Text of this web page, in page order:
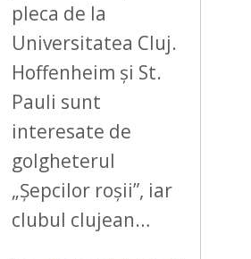
pleca de la
Universitatea Cluj.
Hoffenheim și St.
Pauli sunt
interesate de
golgheterul
„Șepcilor roșii”, iar
clubul clujean…